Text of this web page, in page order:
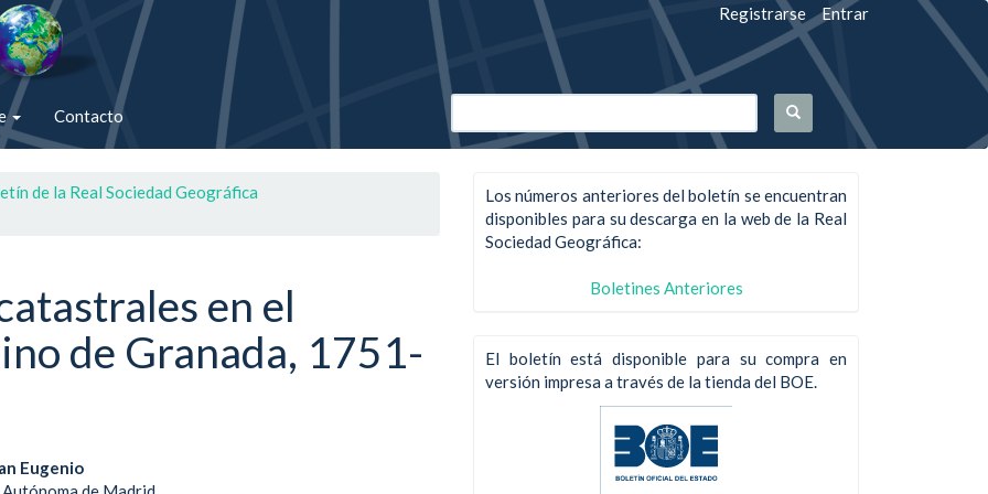
Registrarse Entrar
Contacto
de la Real Sociedad Geográfica
en el
de Granada, 1751-
Eugenio
Los números anteriores del boletín se encuentran
disponibles para su descarga en la web de la Real
Sociedad Geográfica:
Boletines Anteriores
El boletín está disponible para su compra en
versión impresa a través de la tienda del BOE.